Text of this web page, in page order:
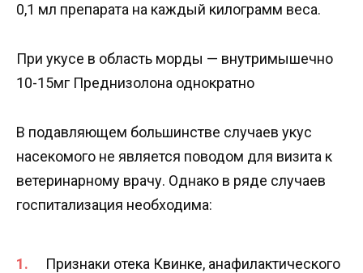
0,1 мл препарата на каждый килограмм веса.
При укусе в область морды — внутримышечно
10-15мг Преднизолона однократно
В подавляющем большинстве случаев укус
насекомого не является поводом для визита к
ветеринарному врачу. Однако в ряде случаев
госпитализация необходима:
Признаки отека Квинке, анафилактического